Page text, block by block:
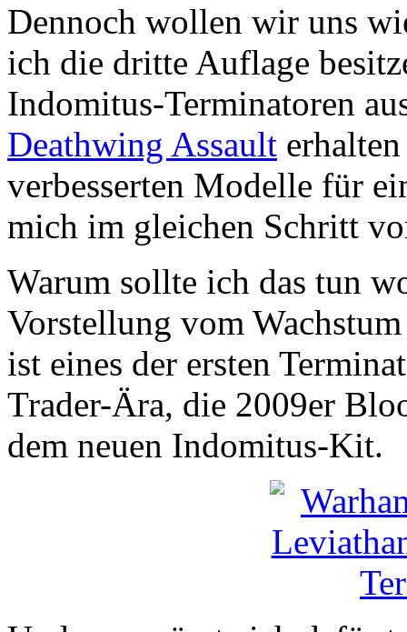
Dennoch wollen wir uns
ich die dritte Auflage
Indomitus-Terminatoren
Deathwing Assault
verbesserten Modelle für
mich im gleichen Schritt
Warum sollte ich das tun
Vorstellung vom
ist eines der ersten
Trader-Ära, die 2009er
dem neuen Indomitus-Kit.